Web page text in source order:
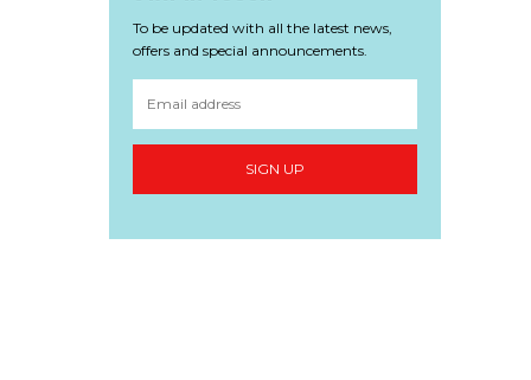
To be updated with all the latest news,
offers and special announcements.
SIGN UP